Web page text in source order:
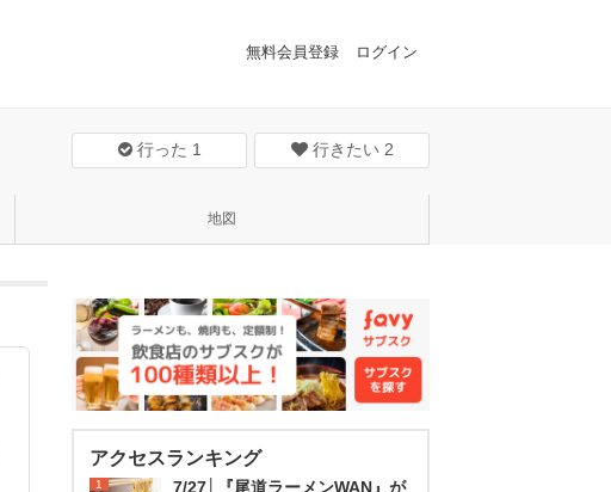
無料会員登録 ログイン
行った 1 行きたい 2
地図
アクセスランキング
1
7/27│『尾道ラーメンWAN』が